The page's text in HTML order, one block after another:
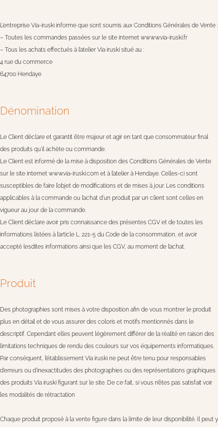
L’entreprise Via-iruski informe que sont soumis aux Conditions Générales de Vente :
– Toutes les commandes passées sur le site internet wwww.via-iruski.fr
– Tous les achats effectués à l’atelier Via iruski situé au :
4 rue du commerce
64700 Hendaye
Dénomination
Le Client déclare et garantit être majeur et agir en tant que consommateur final
des produits qu’il achète ou commande.
Le Client est informé de la mise à disposition des Conditions Générales de Vente
sur le site internet www.via-iruski.com et à l’atelier à Hendaye. Celles-ci sont
susceptibles de faire l’objet de modifications et de mises à jour. Les conditions
applicables à la commande ou l’achat d’un produit par un client sont celles en
vigueur au jour de la commande.
Le Client déclare avoir pris connaissance des présentes CGV et de toutes les
informations listées à l’article L. 221-5 du Code de la consommation, et avoir
accepté lesdites informations ainsi que les CGV, au moment de l’achat.
Produit
Des photographies sont mises à votre disposition afin de vous montrer le produit
plus en détail et de vous assurer des coloris et motifs mentionnés dans le
descriptif. Cependant elles peuvent légèrement différer de la réalité en raison des
limitations techniques de rendu des couleurs sur vos équipements informatiques.
Par conséquent, l’établissement Via iruski ne peut être tenu pour responsables
d’erreurs ou d’inexactitudes des photographies ou des représentations graphiques
des produits Via iruski figurant sur le site. De ce fait, si vous n’êtes pas satisfait voir
les modalités de rétractation
Chaque produit proposé à la vente figure dans la limite de leur disponibilité. Il peut y